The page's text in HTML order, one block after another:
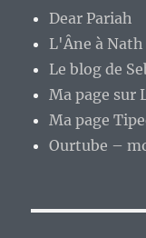
Dear Pariah
L'Âne à Nath
Le blog de
Ma page sur
Ma page
Ourtube –